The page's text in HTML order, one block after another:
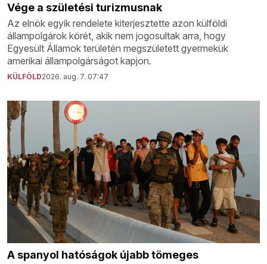
Vége a születési turizmusnak
Az elnök egyik rendelete kiterjesztette azon külföldi
állampolgárok körét, akik nem jogosultak arra, hogy
Egyesült Államok területén megszületett gyermekük
amerikai állampolgárságot kapjon.
KÜLFÖLD2026. aug. 7. 07:47
A spanyol hatóságok újabb tömeges